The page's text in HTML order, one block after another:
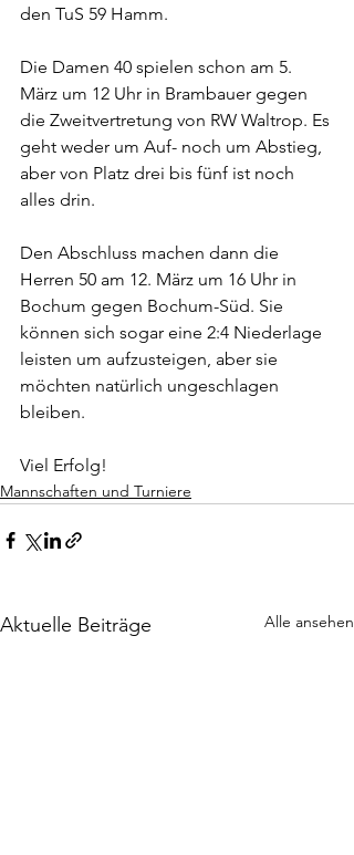
den TuS 59 Hamm.
Die Damen 40 spielen schon am 5.
März um 12 Uhr in Brambauer gegen
die Zweitvertretung von RW Waltrop. Es
geht weder um Auf- noch um Abstieg,
aber von Platz drei bis fünf ist noch
alles drin.
Den Abschluss machen dann die
Herren 50 am 12. März um 16 Uhr in
Bochum gegen Bochum-Süd. Sie
können sich sogar eine 2:4 Niederlage
leisten um aufzusteigen, aber sie
möchten natürlich ungeschlagen
bleiben.
Viel Erfolg!
Mannschaften und Turniere
Aktuelle Beiträge Alle ansehen